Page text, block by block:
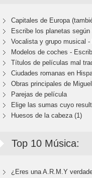
Capitales de Europa
Escribe los planetas
Vocalista y grupo musical
Modelos de coches -
Títulos de películas mal
Ciudades romanas en
Obras principales de
Parejas de película
Elige las sumas cuyo
Huesos de la cabeza (1)
Top 10 Música:
¿Eres una A.R.M.Y